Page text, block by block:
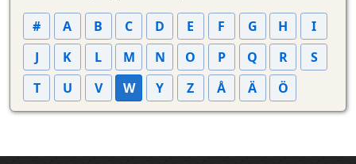
# A B C D E F G H
I
J
K L M N O P Q R
S
T
U V W Y Z Å Ä Ö